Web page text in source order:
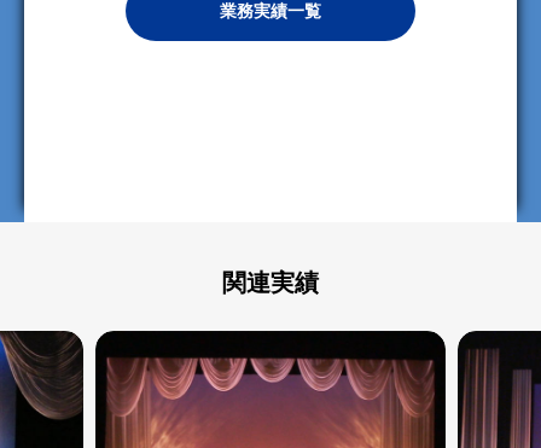
業務実績一覧
関連実績